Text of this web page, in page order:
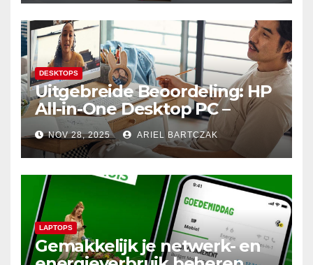
DESKTOPS
Uitgebreide Beoordeling: HP
All-in-One Desktop PC –
Krachtige Prestaties en
Minimalistisch Design in
Perfecte Harmonie
NOV 28, 2025 ARIEL BARTCZAK
LAPTOPS
Gemakkelijk je netwerk- en